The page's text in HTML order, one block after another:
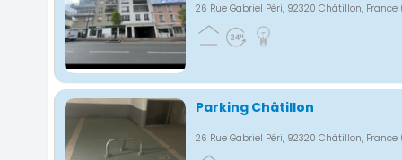
26 Rue Gabriel Péri, 92320 Châtillon, France
Parking Châtillon
26 Rue Gabriel Péri, 92320 Châtillon, France